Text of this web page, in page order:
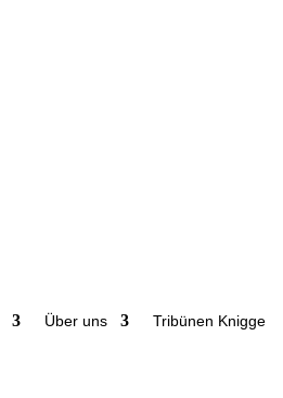
Über uns Tribünen Knigge